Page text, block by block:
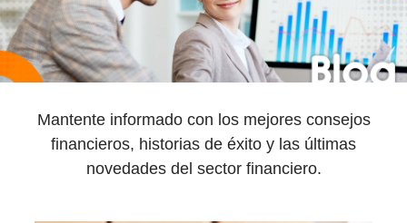
Mantente informado con los mejores consejos
financieros, historias de éxito y las últimas
novedades del sector financiero.